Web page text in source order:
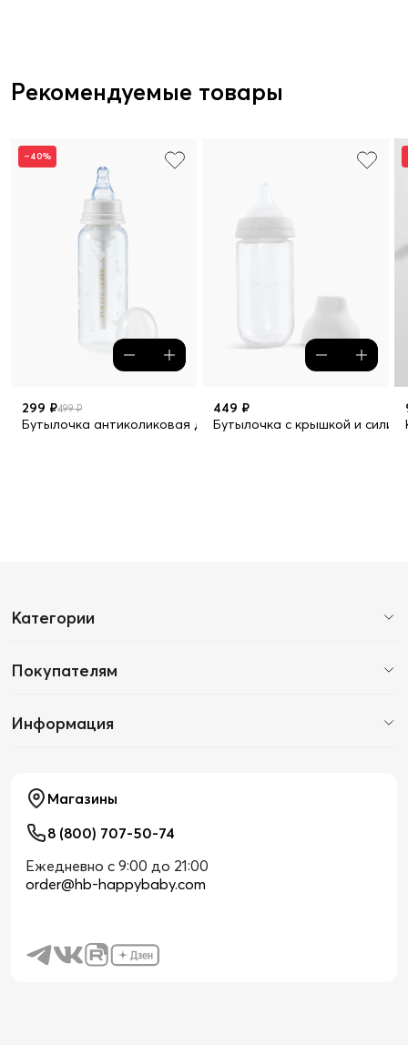
Рекомендуемые товары
–40%
299 ₽499 ₽
Бутылочка антиколиковая для кормления с силиконовой
449 ₽
Бутылочка с крышкой и
Категории
Покупателям
Информация
Магазины
8 (800) 707-50-74
Ежедневно с 9:00 до 21:00
order@hb-happybaby.com